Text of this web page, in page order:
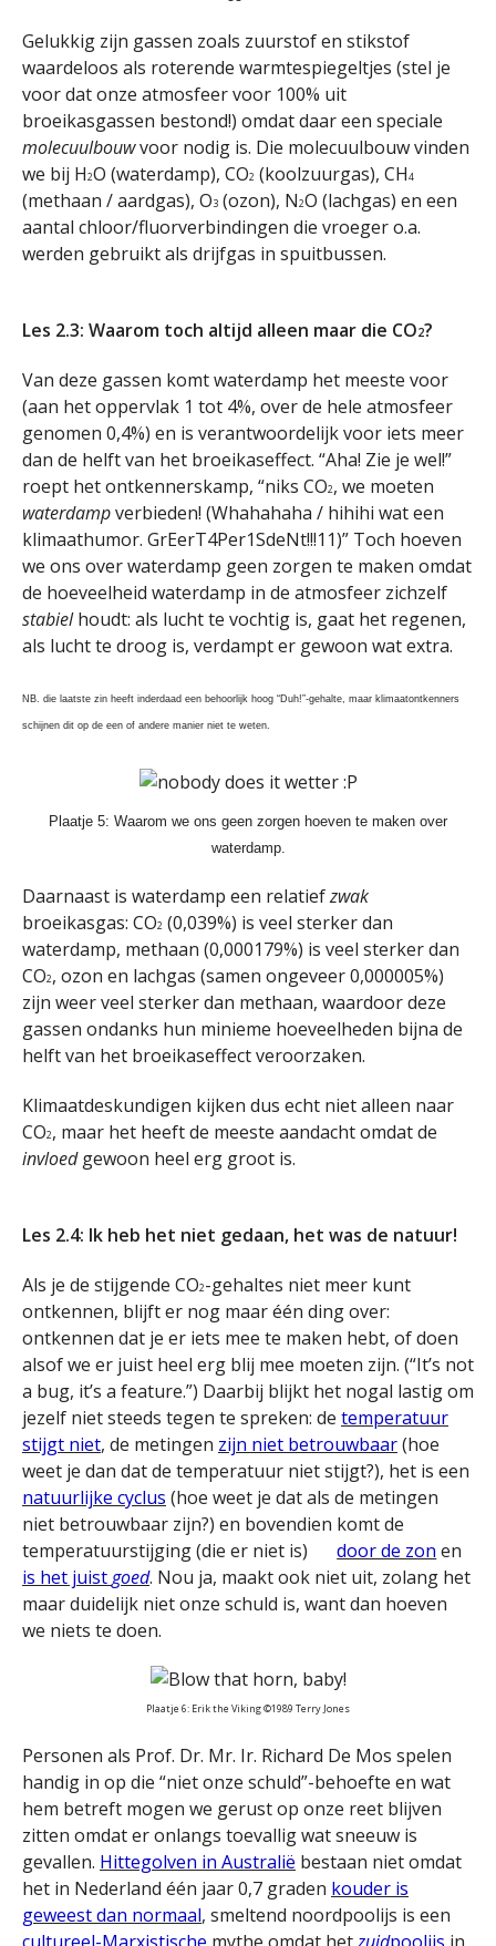
Gelukkig zijn gassen zoals zuurstof en stikstof
waardeloos als roterende warmtespiegeltjes (stel je
voor dat onze atmosfeer voor 100% uit
broeikasgassen bestond!) omdat daar een speciale
molecuulbouwvoor nodig is. Die molecuulbouw vinden
we bij H2O (waterdamp), CO2 (koolzuurgas), CH4
(methaan / aardgas), O3 (ozon), N2O (lachgas) en een
aantal chloor/fluorverbindingen die vroeger o.a.
werden gebruikt als drijfgas in spuitbussen.
Les 2.3: Waarom toch altijd alleen maar die CO2?
Van deze gassen komt waterdamp het meeste voor
(aan het oppervlak 1 tot 4%, over de hele atmosfeer
genomen 0,4%) en is verantwoordelijk voor iets meer
dan de helft van het broeikaseffect. “Aha! Zie je wel!”
roept het ontkennerskamp, “niks CO2, we moeten
waterdampverbieden! (Whahahaha / hihihi wat een
klimaathumor. GrEerT4Per1SdeNt!!!11)” Toch hoeven
we ons over waterdamp geen zorgen te maken omdat
de hoeveelheid waterdamp in de atmosfeer zichzelf
stabielhoudt: als lucht te vochtig is, gaat het regenen,
als lucht te droog is, verdampt er gewoon wat extra.
NB. die laatste zin heeft inderdaad een behoorlijk hoog “Duh!”-gehalte, maar klimaatontkenners
schijnen dit op de een of andere manier niet te weten.
Plaatje 5: Waarom we ons geen zorgen hoeven te maken over
waterdamp.
Daarnaast is waterdamp een relatiefzwak
broeikasgas: CO2 (0,039%) is veel sterker dan
waterdamp, methaan (0,000179%) is veel sterker dan
CO2, ozon en lachgas (samen ongeveer 0,000005%)
zijn weer veel sterker dan methaan, waardoor deze
gassen ondanks hun minieme hoeveelheden bijna de
helft van het broeikaseffect veroorzaken.
Klimaatdeskundigen kijken dus echt niet alleen naar
CO2, maar het heeft de meeste aandacht omdat de
invloedgewoon heel erg groot is.
Les 2.4: Ik heb het niet gedaan, het was de natuur!
Als je de stijgende CO2-gehaltes niet meer kunt
ontkennen, blijft er nog maar één ding over:
ontkennen dat je er iets mee te maken hebt, of doen
alsof we er juist heel erg blij mee moeten zijn. (“It’s not
a bug, it’s a feature.”) Daarbij blijkt het nogal lastig om
jezelf niet steeds tegen te spreken: de temperatuur
stijgt niet, de metingen zijn niet betrouwbaar(hoe
weet je dan dat de temperatuur niet stijgt?), het is een
natuurlijke cyclus (hoe weet je dat als de metingen
niet betrouwbaar zijn?) en bovendien komt de
temperatuurstijging (die er niet is)
door de zon en
is het juistgoed. Nou ja, maakt ook niet uit, zolang het
maar duidelijk niet onze schuld is, want dan hoeven
we niets te doen.
Plaatje 6: Erik the Viking ©1989 Terry Jones
Personen als Prof. Dr. Mr. Ir. Richard De Mos spelen
handig in op die “niet onze schuld”-behoefte en wat
hem betreft mogen we gerust op onze reet blijven
zitten omdat er onlangs toevallig wat sneeuw is
gevallen. Hittegolven in Australië bestaan niet omdat
het in Nederland één jaar 0,7 graden kouder is
geweest dan normaal, smeltend noordpoolijs is een